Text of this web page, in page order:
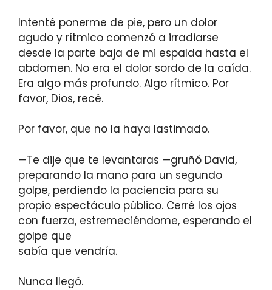
Intenté ponerme de pie, pero un dolor
agudo y rítmico comenzó a irradiarse
desde la parte baja de mi espalda hasta el
abdomen. No era el dolor sordo de la caída.
Era algo más profundo. Algo rítmico. Por
favor, Dios, recé.
Por favor, que no la haya lastimado.
—Te dije que te levantaras —gruñó David,
preparando la mano para un segundo
golpe, perdiendo la paciencia para su
propio espectáculo público. Cerré los ojos
con fuerza, estremeciéndome, esperando el
golpe que
sabía que vendría.
Nunca llegó.